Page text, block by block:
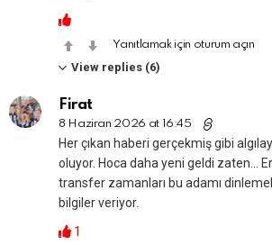
Yanıtlamak için oturum açın
View replies (6)
Firat
8 Haziran 2026 at 16:45
Her çıkan haberi gerçekmiş gibi
oluyor. Hoca daha yeni geldi zaten…
transfer zamanları bu adamı
bilgiler veriyor.
1